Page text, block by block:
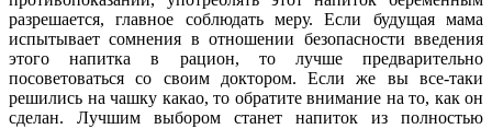
разрешается, главное соблюдать меру. Если будущая мама
испытывает сомнения в отношении безопасности введения
этого напитка в рацион, то лучше предварительно
посоветоваться со своим доктором. Если же вы все-таки
решились на чашку какао, то обратите внимание на то, как он
сделан. Лучшим выбором станет напиток из полностью